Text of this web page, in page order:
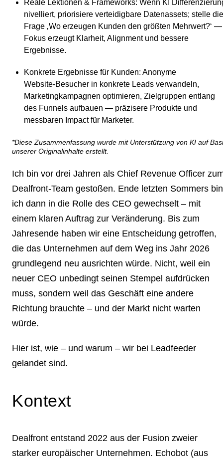
Reale Lektionen & Frameworks: Wenn KI
nivelliert, priorisiere verteidigbare Datenassets; stelle die
Frage ‚Wo erzeugen Kunden den größten Mehrwert?‘ —
Fokus erzeugt Klarheit, Alignment und bessere
Ergebnisse.
Konkrete Ergebnisse für Kunden: Anonyme
Website‑Besucher in konkrete Leads verwandeln,
Marketingkampagnen optimieren, Zielgruppen entlang
des Funnels aufbauen — präzisere Produkte und
messbaren Impact für Marketer.
*Diese Zusammenfassung wurde mit Unterstützung von KI auf
unserer Originalinhalte erstellt.
Ich bin vor drei Jahren als Chief Revenue Officer
Dealfront-Team gestoßen. Ende letzten Sommers bin
ich dann in die Rolle des CEO gewechselt – mit
einem klaren Auftrag zur Veränderung. Bis zum
Jahresende haben wir eine Entscheidung getroffen,
die das Unternehmen auf dem Weg ins Jahr 2026
grundlegend neu ausrichten würde. Nicht, weil ein
neuer CEO unbedingt seinen Stempel aufdrücken
muss, sondern weil das Geschäft eine andere
Richtung brauchte – und der Markt nicht warten
würde.
Hier ist, wie – und warum – wir bei Leadfeeder
gelandet sind.
Kontext
Dealfront entstand 2022 aus der Fusion zweier
starker europäischer Unternehmen. Echobot (aus